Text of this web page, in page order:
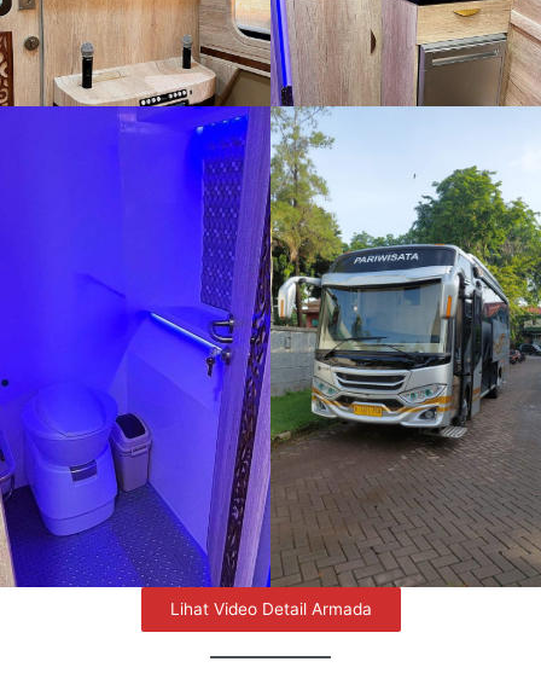
Lihat Video Detail Armada